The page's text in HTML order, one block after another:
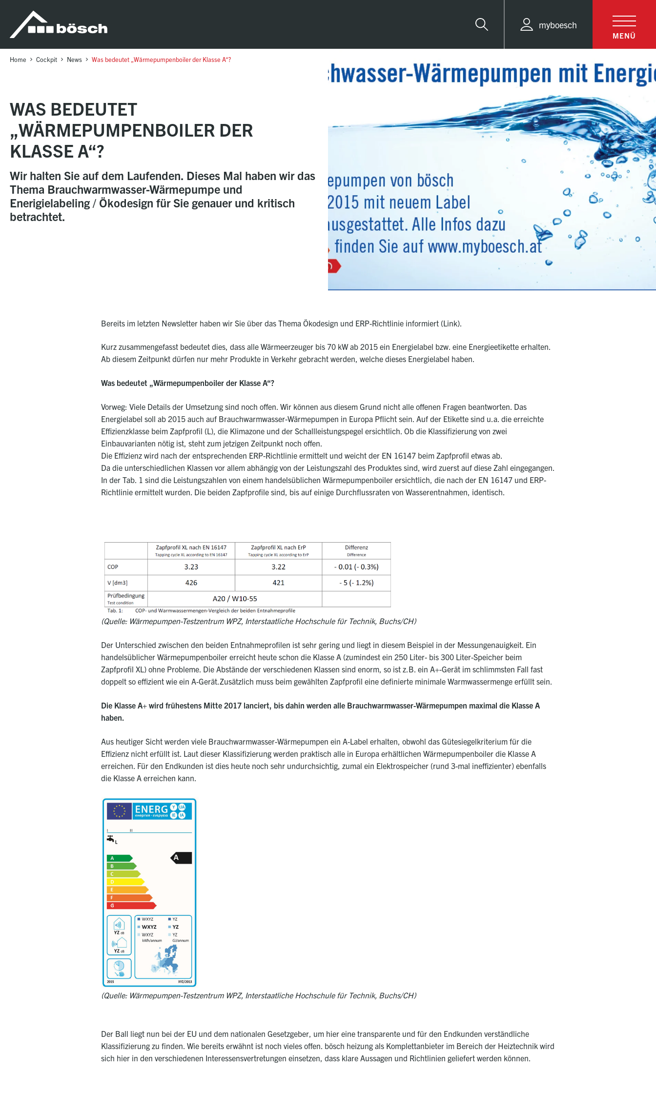
sr.skip-to.main-content
sr.skip-to.table-of-contents
sr.skip-to.main-navigation
Suche
myboesch
MENÜ
Home Cockpit News Was bedeutet „Wärmepumpenboiler der Klasse A“?
WAS BEDEUTET
„WÄRMEPUMPENBOILER DER
KLASSE A“?
Wir halten Sie auf dem Laufenden. Dieses Mal haben wir das
Thema Brauchwarmwasser-Wärmepumpe und
Enerigielabeling / Ökodesign für Sie genauer und kritisch
betrachtet.
Bereits im letzten Newsletter haben wir Sie über das Thema Ökodesign und ERP-Richtlinie informiert (Link).
Kurz zusammengefasst bedeutet dies, dass alle Wärmeerzeuger bis 70 kW ab 2015 ein Energielabel bzw. eine Energieetikette erhalten.
Ab diesem Zeitpunkt dürfen nur mehr Produkte in Verkehr gebracht werden, welche dieses Energielabel haben.
Was bedeutet „Wärmepumpenboiler der Klasse A“?
Vorweg: Viele Details der Umsetzung sind noch offen. Wir können aus diesem Grund nicht alle offenen Fragen beantworten. Das
Energielabel soll ab 2015 auch auf Brauchwarmwasser-Wärmepumpen in Europa Pflicht sein. Auf der Etikette sind u.a. die erreichte
Effizienzklasse beim Zapfprofil (L), die Klimazone und der Schallleistungspegel ersichtlich. Ob die Klassifizierung von zwei
Einbauvarianten nötig ist, steht zum jetzigen Zeitpunkt noch offen.
Die Effizienz wird nach der entsprechenden ERP-Richtlinie ermittelt und weicht der EN 16147 beim Zapfprofil etwas ab.
Da die unterschiedlichen Klassen vor allem abhängig von der Leistungszahl des Produktes sind, wird zuerst auf diese Zahl eingegangen.
In der Tab. 1 sind die Leistungszahlen von einem handelsüblichen Wärmepumpenboiler ersichtlich, die nach der EN 16147 und ERP-
Richtlinie ermittelt wurden. Die beiden Zapfprofile sind, bis auf einige Durchflussraten von Wasserentnahmen, identisch.
(Quelle: Wärmepumpen-Testzentrum WPZ, Interstaatliche Hochschule für Technik, Buchs/CH)
Der Unterschied zwischen den beiden Entnahmeprofilen ist sehr gering und liegt in diesem Beispiel in der Messungenauigkeit. Ein
handelsüblicher Wärmepumpenboiler erreicht heute schon die Klasse A (zumindest ein 250 Liter- bis 300 Liter-Speicher beim
Zapfprofil XL) ohne Probleme. Die Abstände der verschiedenen Klassen sind enorm, so ist z.B. ein A+-Gerät im schlimmsten Fall fast
doppelt so effizient wie ein A-Gerät. Zusätzlich muss beim gewählten Zapfprofil eine definierte minimale Warmwassermenge erfüllt sein.
Die Klasse A+ wird frühestens Mitte 2017 lanciert, bis dahin werden alle Brauchwarmwasser-Wärmepumpen maximal die Klasse A
haben.
Aus heutiger Sicht werden viele Brauchwarmwasser-Wärmepumpen ein A-Label erhalten, obwohl das Gütesiegelkriterium für die
Effizienz nicht erfüllt ist. Laut dieser Klassifizierung werden praktisch alle in Europa erhältlichen Wärmepumpenboiler die Klasse A
erreichen. Für den Endkunden ist dies heute noch sehr undurchsichtig, zumal ein Elektrospeicher (rund 3-mal ineffizienter) ebenfalls
die Klasse A erreichen kann.
(Quelle: Wärmepumpen-Testzentrum WPZ, Interstaatliche Hochschule für Technik, Buchs/CH)
Der Ball liegt nun bei der EU und dem nationalen Gesetzgeber, um hier eine transparente und für den Endkunden verständliche
Klassifizierung zu finden. Wie bereits erwähnt ist noch vieles offen. bösch heizung als Komplettanbieter im Bereich der Heiztechnik wird
sich hier in den verschiedenen Interessensvertretungen einsetzen, dass klare Aussagen und Richtlinien geliefert werden können.